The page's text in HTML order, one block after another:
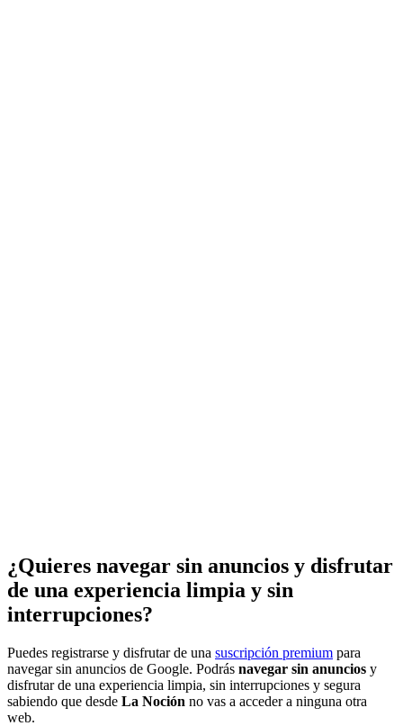
¿Quieres navegar sin anuncios y disfrutar
de una experiencia limpia y sin
interrupciones?
Puedes registrarse y disfrutar de una suscripción premium para
navegar sin anuncios de Google. Podrás navegar sin anuncios y
disfrutar de una experiencia limpia, sin interrupciones y segura
sabiendo que desde La Noción no vas a acceder a ninguna otra
web.